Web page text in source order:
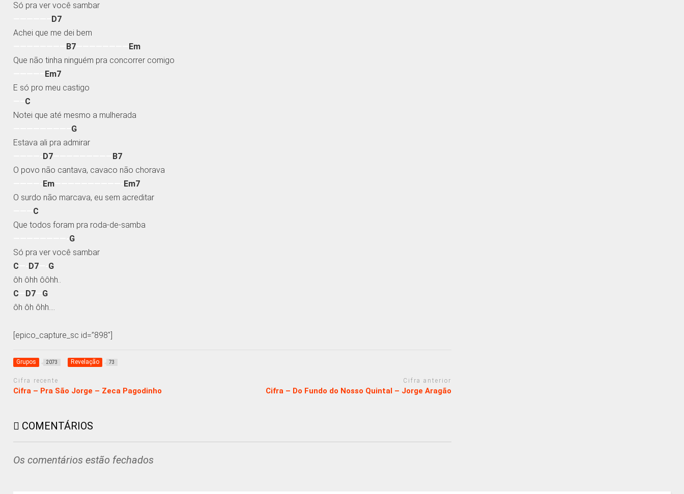
Só pra ver você sambar
D7
Achei que me dei bem
B7
Em
Que não tinha ninguém pra concorrer comigo
Em7
E só pro meu castigo
C
Notei que até mesmo a mulherada
G
Estava ali pra admirar
D7
B7
O povo não cantava, cavaco não chorava
Em
Em7
O surdo não marcava, eu sem acreditar
C
Que todos foram pra roda-de-samba
G
Só pra ver você sambar
C
D7
G
ôh ôhh ôôhh..
C
D7
G
ôh ôh ôhh….
[epico_capture_sc id=”898″]
Grupos 2073 Revelação 73
Cifra recente
Cifra – Pra São Jorge – Zeca Pagodinho
Cifra anterior
Cifra – Do Fundo do Nosso Quintal – Jorge Aragão
COMENTÁRIOS
Os comentários estão fechados